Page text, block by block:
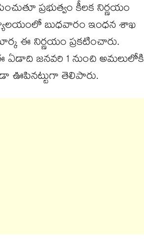
ప్రభుత్వం కీలక నిర్ణయం
బుధవారం ఇంధ‌‌‌‌‌‌‌‌న శాఖ
ఈ నిర్ణయం ప్రకటించారు.
ఈ ఏడాది జనవరి 1 నుంచి అమలులోకి
ఊపినట్టుగా తెలిపారు.